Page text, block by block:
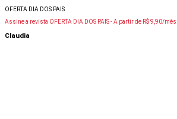
OFERTA DIA DOS PAIS
Assine a revista OFERTA DIA DOS PAIS -A partir de R$ 9,90/mês
Claudia